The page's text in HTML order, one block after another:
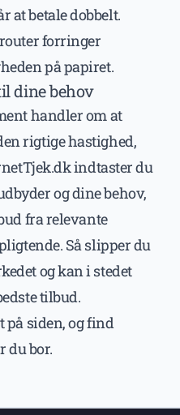
at betale dobbelt.
forringer
på papiret.
dine behov
handler om at
rigtige hastighed,
indtaster du
og dine behov,
fra relevante
Så slipper du
og kan i stedet
tilbud.
på siden, og find
du bor.